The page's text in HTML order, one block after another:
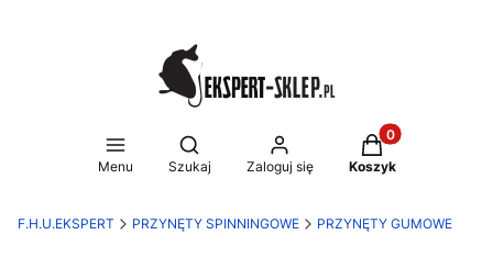
Menu
Otwórz wyszukiwarkę
Szukaj Zaloguj się
Produkty w
Koszyk
F.H.U.EKSPERT PRZYNĘTY SPINNINGOWE PRZYNĘTY GUMOWE